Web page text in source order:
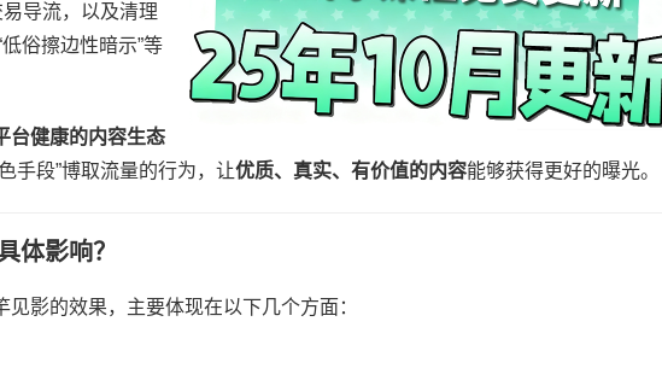
导流，以及清理
低俗擦边性暗示”等
台健康的内容生态​
手段”博取流量的行为，让​​优质、真实、有价值的内容​​能够获得更好的曝光。
体影响？
影的效果，主要体现在以下几个方面：